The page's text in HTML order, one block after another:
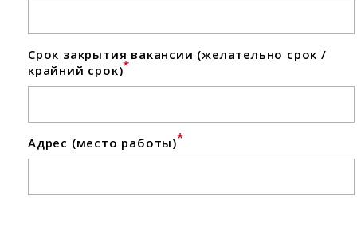
Срок закрытия вакансии (желательно срок /
крайний срок)*
Адрес (место работы)*